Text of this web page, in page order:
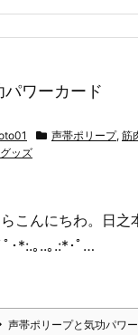
ワーカード
声帯ポリープ, 筋
ッズ
んにちわ。日之
ﾟ･*:.｡..｡.:*･ﾟ…
声帯ポリープと気功パワ